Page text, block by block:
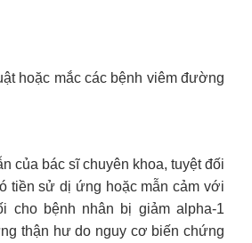
hoặc mắc các bệnh viêm đường
của bác sĩ chuyên khoa, tuyệt đối
tiền sử dị ứng hoặc mẫn cảm với
cho bệnh nhân bị giảm alpha-1
thận hư do nguy cơ biến chứng